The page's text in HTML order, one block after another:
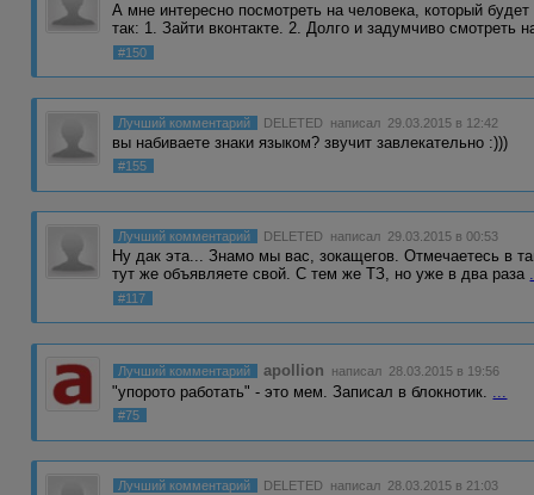
А мне интересно посмотреть на человека, который
так: 1. Зайти вконтакте. 2. Долго и задумчиво смотреть
#150
Лучший комментарий DELETED написал 29.03.2015 в 12:42
вы набиваете знаки языком? звучит завлекательно :)))
#155
Лучший комментарий DELETED написал 29.03.2015 в 00:53
Ну дак эта... Знамо мы вас, зокащегов. Отмечаетесь в
тут же объявляете свой. С тем же ТЗ, но уже в два раза
#117
Лучший комментарий apollion написал 28.03.2015 в 19:56
"упорото работать" - это мем. Записал в блокнотик.
#75
Лучший комментарий DELETED написал 28.03.2015 в 21:03